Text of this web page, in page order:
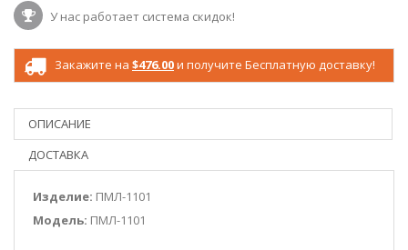
У нас работает система скидок!
Закажите на $476.00и получите Бесплатную доставку!
ОПИСАНИЕ
ДОСТАВКА
Изделие: ПМЛ-1101
Модель: ПМЛ-1101